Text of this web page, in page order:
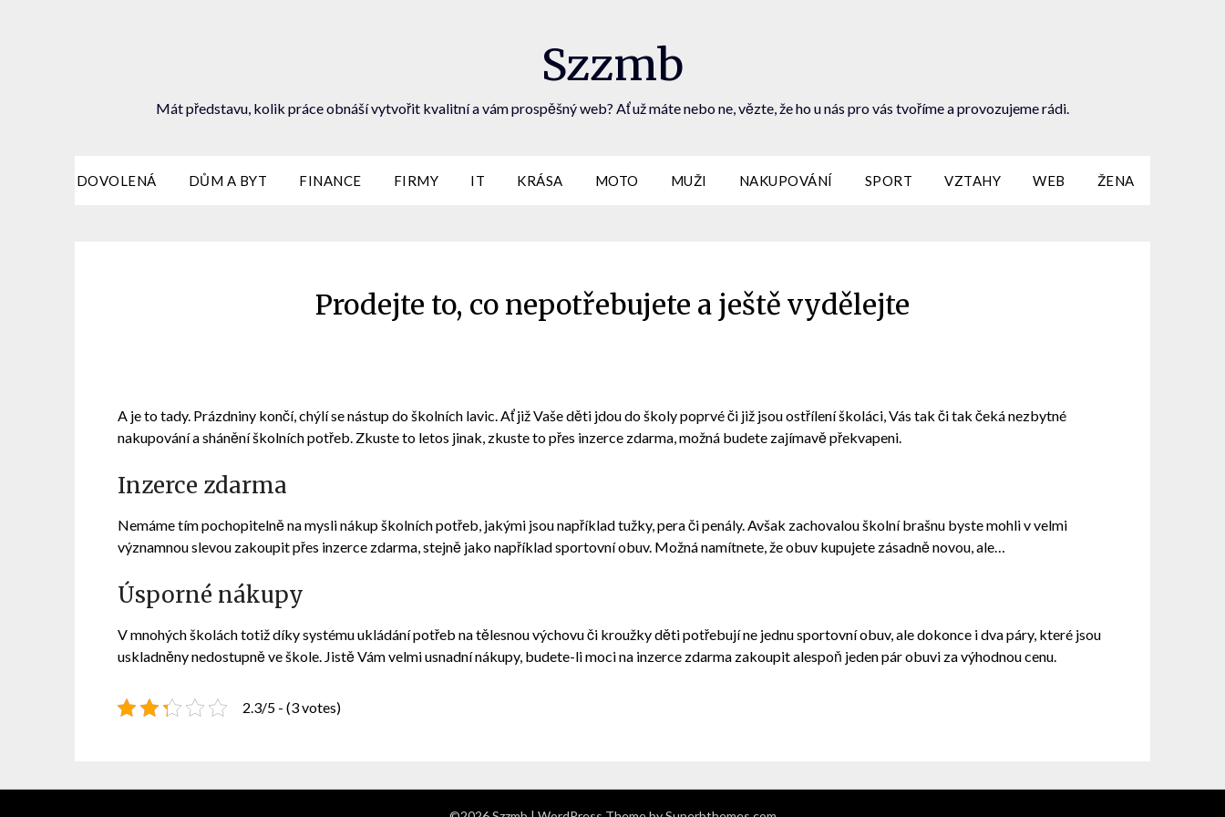
Szzmb
Mát představu, kolik práce obnáší vytvořit kvalitní a vám prospěšný web? Ať už máte nebo ne, vězte, že ho u nás pro vás tvoříme a provozujeme rádi.
DOVOLENÁ DŮM A BYT FINANCE FIRMY IT KRÁSA MOTO MUŽI NAKUPOVÁNÍ SPORT VZTAHY WEB ŽENA
Prodejte to, co nepotřebujete a ještě vydělejte
A je to tady. Prázdniny končí, chýlí se nástup do školních lavic. Ať již Vaše děti jdou do školy poprvé či již jsou ostřílení školáci, Vás tak či tak čeká nezbytné
nakupování a shánění školních potřeb. Zkuste to letos jinak, zkuste to přes inzerce zdarma, možná budete zajímavě překvapeni.
Inzerce zdarma
Nemáme tím pochopitelně na mysli nákup školních potřeb, jakými jsou například tužky, pera či penály. Avšak zachovalou školní brašnu byste mohli v velmi
významnou slevou zakoupit přes inzerce zdarma, stejně jako například sportovní obuv. Možná namítnete, že obuv kupujete zásadně novou, ale…
Úsporné nákupy
V mnohých školách totiž díky systému ukládání potřeb na tělesnou výchovu či kroužky děti potřebují ne jednu sportovní obuv, ale dokonce i dva páry, které jsou
uskladněny nedostupně ve škole. Jistě Vám velmi usnadní nákupy, budete-li moci na inzerce zdarma zakoupit alespoň jeden pár obuvi za výhodnou cenu.
2.3/5 - (3 votes)